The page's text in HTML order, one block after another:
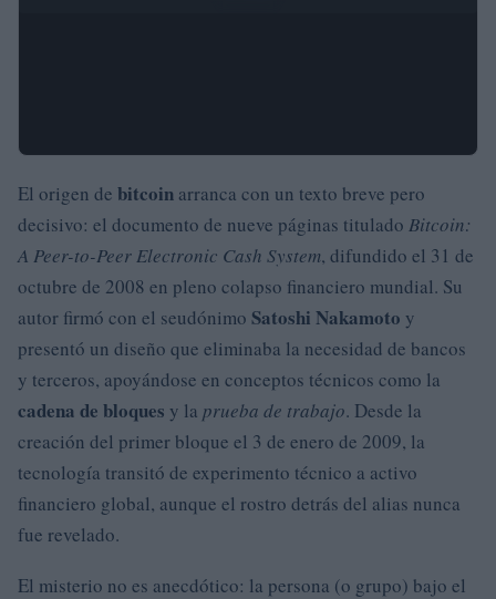
El origen de bitcoin arranca con un texto breve pero
decisivo: el documento de nueve páginas titulado Bitcoin:
A Peer-to-Peer Electronic Cash System, difundido el 31 de
octubre de 2008 en pleno colapso financiero mundial. Su
autor firmó con el seudónimo Satoshi Nakamoto y
presentó un diseño que eliminaba la necesidad de bancos
y terceros, apoyándose en conceptos técnicos como la
cadena de bloques y la prueba de trabajo. Desde la
creación del primer bloque el 3 de enero de 2009, la
tecnología transitó de experimento técnico a activo
financiero global, aunque el rostro detrás del alias nunca
fue revelado.
El misterio no es anecdótico: la persona (o grupo) bajo el